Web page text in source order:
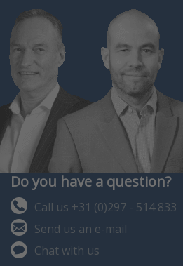
Do you have a question?
Call us +31 (0)297 - 514 833
Send us an e-mail
Chat with us